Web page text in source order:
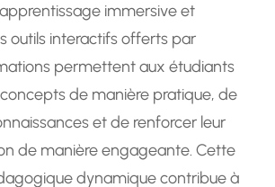
immersive et
outils interactifs offerts par
permettent aux étudiants
concepts de manière pratique, de
et de renforcer leur
de manière engageante. Cette
dynamique contribue à